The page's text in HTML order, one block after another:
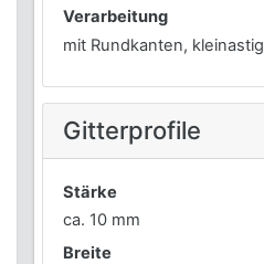
Verarbeitung
mit Rundkanten, kleinastig
Gitterprofile
Stärke
ca. 10 mm
Breite